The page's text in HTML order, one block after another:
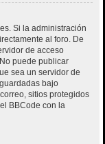
Si la administración
al foro. De
de acceso
puede publicar
sea un servidor de
bajo
sitios protegidos
BBCode con la